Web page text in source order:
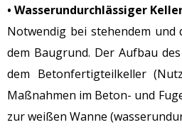
• Wasserundurchlässiger
Notwendig bei stehendem und
dem Baugrund. Der Aufbau
dem Betonfertigteilkeller
Maßnahmen im Beton- und
zur weißen Wanne